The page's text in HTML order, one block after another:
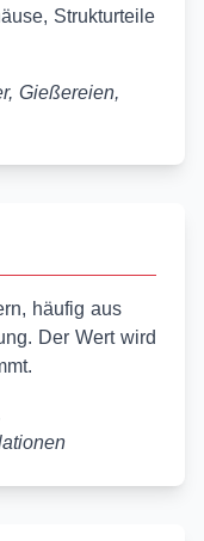
Strukturteile
Gießereien,
häufig aus
Der Wert wird